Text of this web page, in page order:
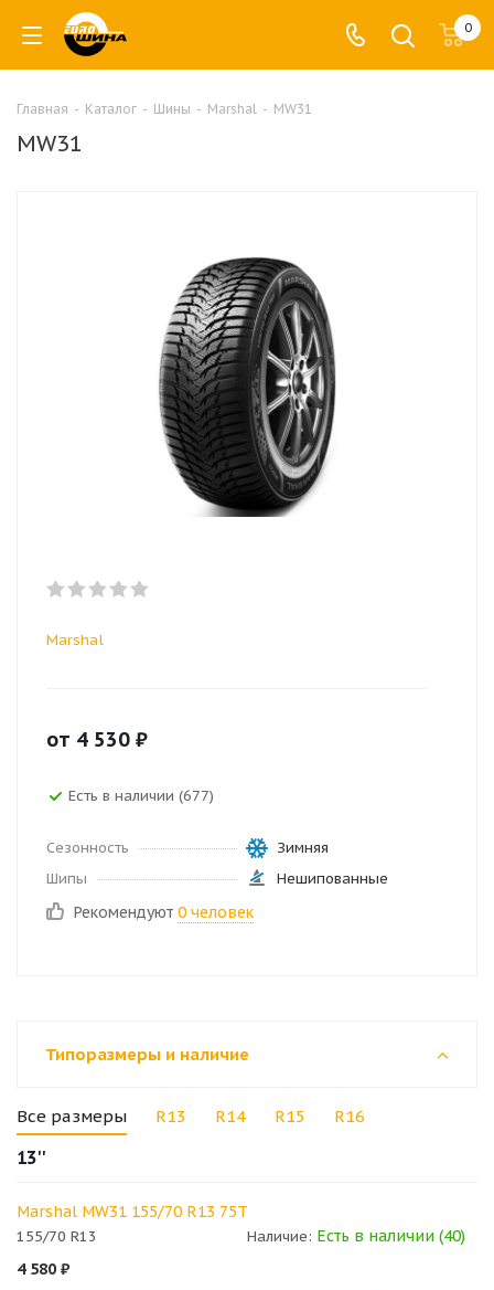
0
Главная - Каталог - Шины - Marshal - MW31
MW31
Marshal
от 4 530 ₽
Есть в наличии (677)
Сезонность
Зимняя
Шипы
Нешипованные
Рекомендуют 0 человек
Типоразмеры и наличие
Все размеры R13 R14 R15 R16
13''
Marshal MW31 155/70 R13 75T
155/70 R13 Наличие: Есть в наличии (40)
4 580 ₽